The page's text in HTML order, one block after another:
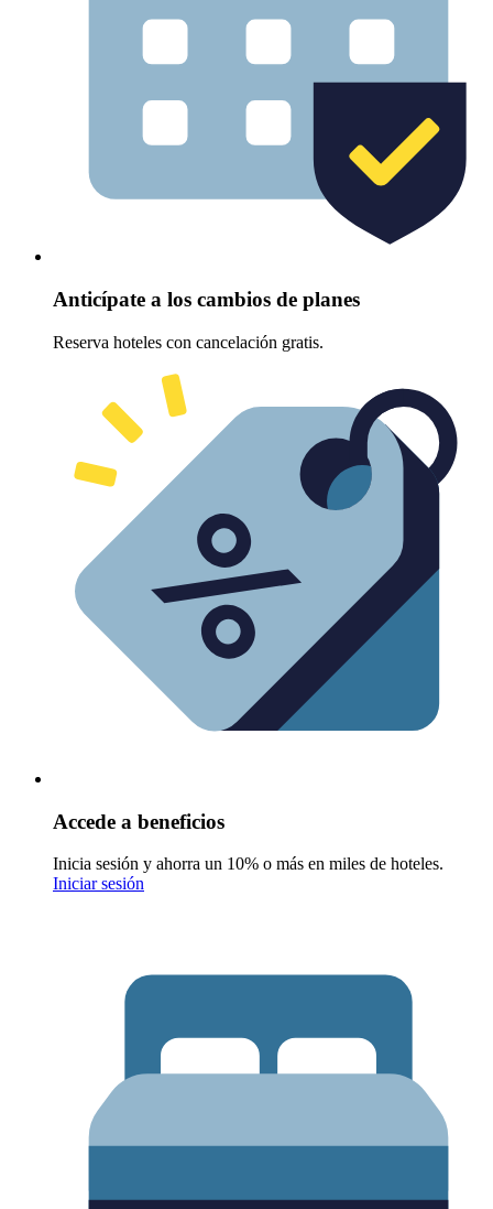
Anticípate a los cambios de planes
Reserva hoteles con cancelación gratis.
Accede a beneficios
Inicia sesión y ahorra un 10% o más en miles de hoteles.
Iniciar sesión